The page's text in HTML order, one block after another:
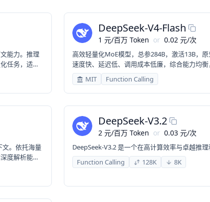
能力。推理
任务，适合
DeepSeek-V4-Flash
1 元/百万 Token or 0.02 元/次
高效轻量化MoE模型，总参284B，激活13B，
速度快、延迟低、调用成本低廉，综合能力均
日常对话、内容创作、基础 RAG、批量文案处理
MIT Function Calling
文。依托海量
度解析能
DeepSeek-V3.2
2 元/百万 Token or 0.03 元/次
DeepSeek-V3.2 是一个在高计算效率与卓越推
Function Calling
128K 8K